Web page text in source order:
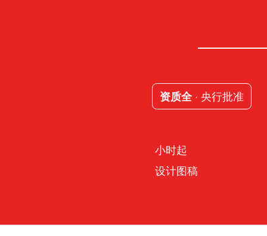
资质全· 央行批准
小时起
设计图稿